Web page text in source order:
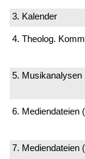
3. Kalender
4. Theolog.
5. Musikanalysen
6. Mediendateien
7. Mediendateien